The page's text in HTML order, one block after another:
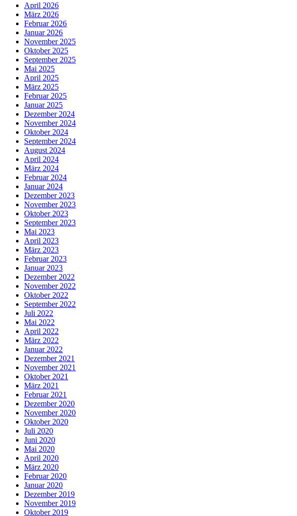
April 2026
März 2026
Februar 2026
Januar 2026
November 2025
Oktober 2025
September 2025
Mai 2025
April 2025
März 2025
Februar 2025
Januar 2025
Dezember 2024
November 2024
Oktober 2024
September 2024
August 2024
April 2024
März 2024
Februar 2024
Januar 2024
Dezember 2023
November 2023
Oktober 2023
September 2023
Mai 2023
April 2023
März 2023
Februar 2023
Januar 2023
Dezember 2022
November 2022
Oktober 2022
September 2022
Juli 2022
Mai 2022
April 2022
März 2022
Januar 2022
Dezember 2021
November 2021
Oktober 2021
März 2021
Februar 2021
Dezember 2020
November 2020
Oktober 2020
Juli 2020
Juni 2020
Mai 2020
April 2020
März 2020
Februar 2020
Januar 2020
Dezember 2019
November 2019
Oktober 2019